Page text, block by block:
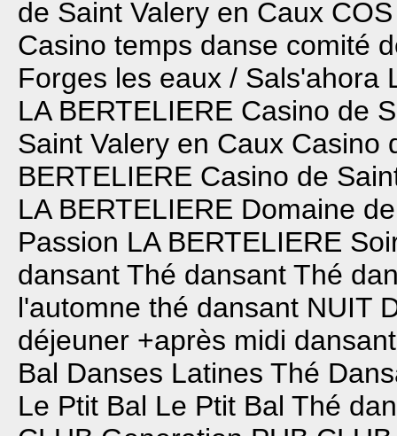
de Saint Valery en Caux COS
Casino temps danse comité
Forges les eaux / Sals'ahora
LA BERTELIERE Casino de
Saint Valery en Caux Casino
BERTELIERE Casino de
LA BERTELIERE Domaine
Passion LA BERTELIERE
dansant Thé dansant Thé
l'automne thé dansant NUIT
déjeuner +après midi dansant
Bal Danses Latines Thé
Le Ptit Bal Le Ptit Bal Thé